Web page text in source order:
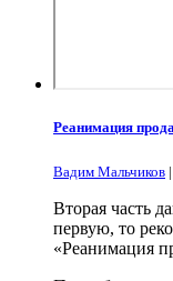
Реанимация
Вадим Мальчиков |
Вторая часть
первую, то
«Реанимация